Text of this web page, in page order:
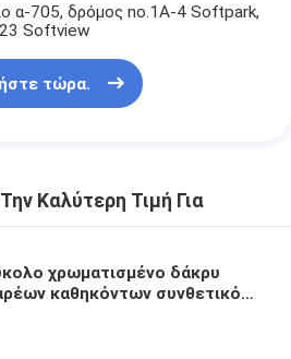
α-705, δρόμος no.1A-4 Softpark,
Softview
τώρα.
Καλύτερη Τιμή Για
χρωματισμένο δάκρυ
καθηκόντων συνθετικό